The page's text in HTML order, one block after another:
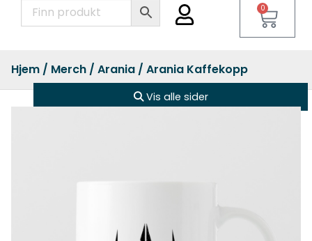
0
Hjem / Merch / Arania / Arania Kaffekopp
Vis alle sider